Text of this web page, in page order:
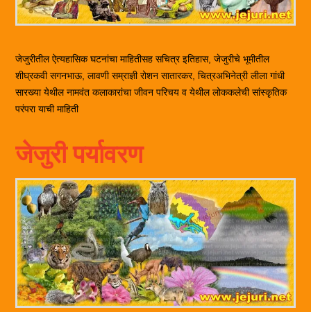
जेजुरीतील ऐत्यहासिक घटनांचा माहितीसह सचित्र इतिहास, जेजुरीचे भूमीतील
शीघ्रकवी सगनभाऊ, लावणी सम्राज्ञी रोशन सातारकर, चित्रअभिनेत्री लीला गांधी
सारख्या येथील नामवंत कलाकारांचा जीवन परिचय व येथील लोककलेची सांस्कृतिक
परंपरा याची माहिती
जेजुरी पर्यावरण